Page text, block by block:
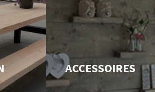
ACCESSOIRES